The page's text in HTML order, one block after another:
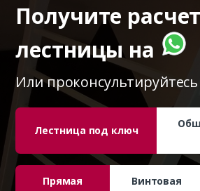
Получите
лестницы на
Или проконсультируйтесь
Лестница под ключ
Прямая Винтовая